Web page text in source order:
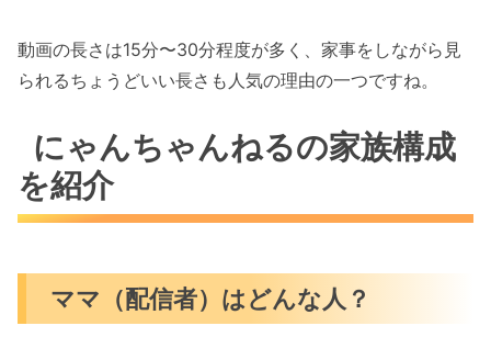
動画の長さは15分〜30分程度が多く、家事をしながら見
られるちょうどいい長さも人気の理由の一つですね。
にゃんちゃんねるの家族構成
を紹介
ママ（配信者）はどんな人？